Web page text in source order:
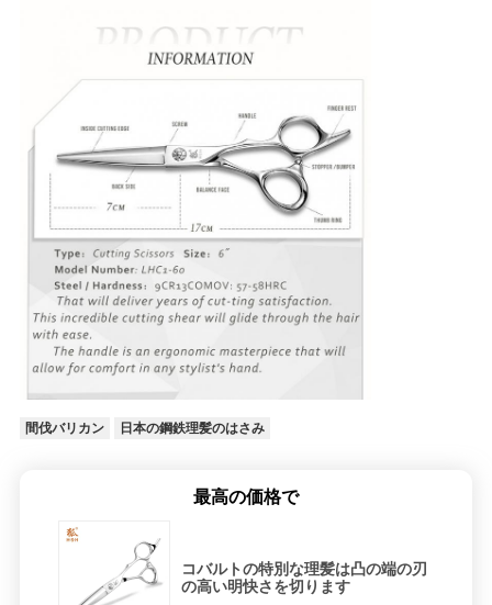
間伐バリカン 日本の鋼鉄理髪のはさみ
最高の価格で
コバルトの特別な理髪は凸の端の刃
の高い明快さを切ります